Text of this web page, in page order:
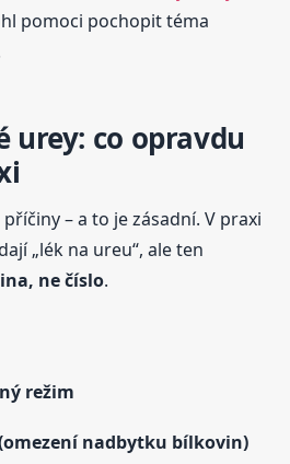
pomoci pochopit téma
urey: co opravdu
– a to je zásadní. V praxi
„lék na ureu“, ale ten
ne číslo.
režim
nadbytku bílkovin)